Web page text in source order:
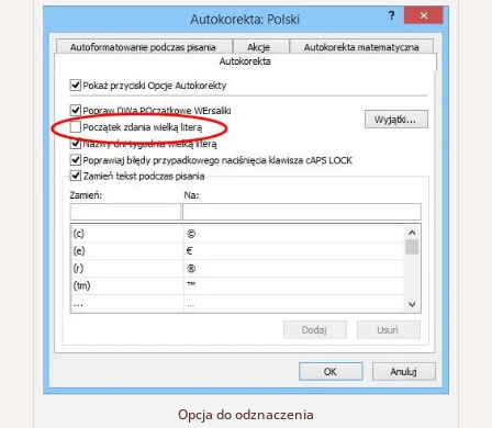
Opcja do odznaczenia